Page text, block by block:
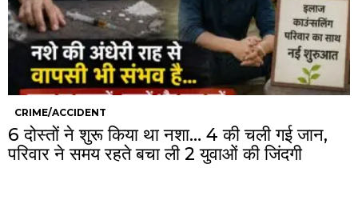
CRIME/ACCIDENT
6 दोस्तों ने शुरू किया था नशा… 4 की चली गई जान,
परिवार ने समय रहते बचा ली 2 युवाओं की जिंदगी